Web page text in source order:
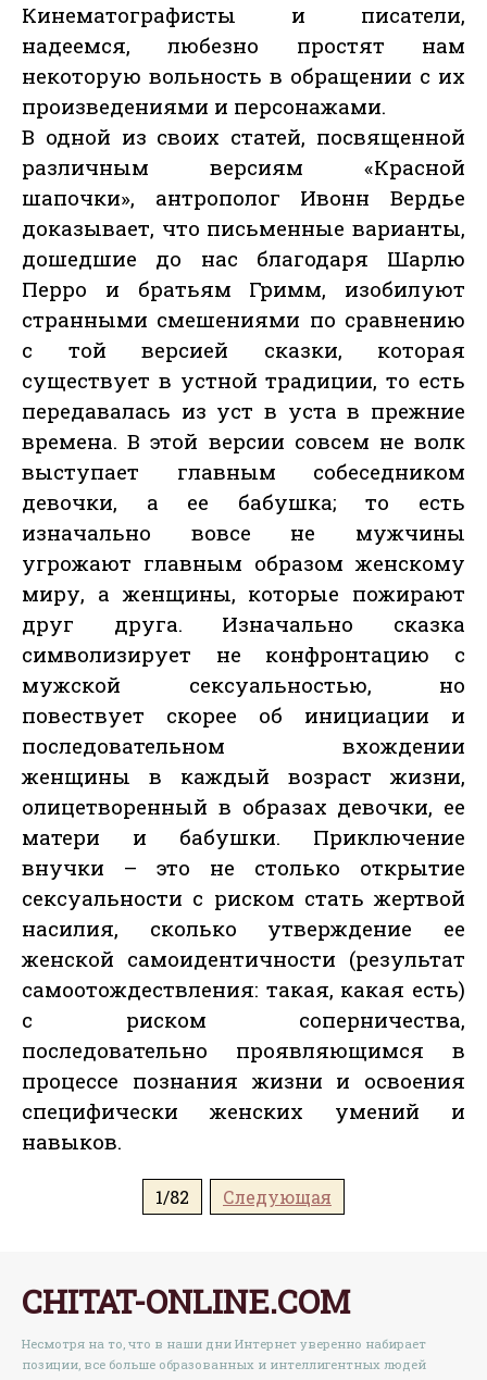
Кинематографисты и писатели,
надеемся, любезно простят нам
некоторую вольность в обращении с их
произведениями и персонажами.
В одной из своих статей, посвященной
различным версиям «Красной
шапочки», антрополог Ивонн Вердье
доказывает, что письменные варианты,
дошедшие до нас благодаря Шарлю
Перро и братьям Гримм, изобилуют
странными смешениями по сравнению
с той версией сказки, которая
существует в устной традиции, то есть
передавалась из уст в уста в прежние
времена. В этой версии совсем не волк
выступает главным собеседником
девочки, а ее бабушка; то есть
изначально вовсе не мужчины
угрожают главным образом женскому
миру, а женщины, которые пожирают
друг друга. Изначально сказка
символизирует не конфронтацию с
мужской сексуальностью, но
повествует скорее об инициации и
последовательном вхождении
женщины в каждый возраст жизни,
олицетворенный в образах девочки, ее
матери и бабушки. Приключение
внучки – это не столько открытие
сексуальности с риском стать жертвой
насилия, сколько утверждение ее
женской самоидентичности (результат
самоотождествления: такая, какая есть)
с риском соперничества,
последовательно проявляющимся в
процессе познания жизни и освоения
специфически женских умений и
навыков.
1/82 Следующая
CHITAT-ONLINE.COM
Несмотря на то, что в наши дни Интернет уверенно набирает
позиции, все больше образованных и интеллигентных людей